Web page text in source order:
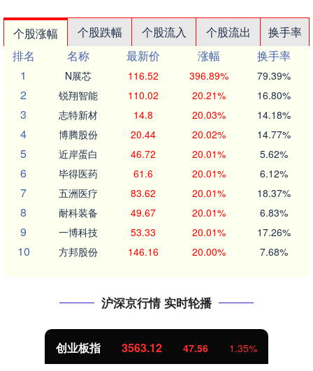
个股涨幅 个股跌幅 个股流入 个股流出
换手率
排名
名称 最新价 涨幅
换手率
1
N展芯 116.52 396.89% 79.39%
2 锐翔智能 110.02 20.21% 16.80%
3 志特新材 14.8 20.03% 14.18%
4 博腾股份 20.44 20.02% 14.77%
5 近岸蛋白 46.72 20.01% 5.62%
6 毕得医药 61.6 20.01% 6.12%
7 五洲医疗 83.62 20.01% 18.37%
8 耐科装备 49.67 20.01% 6.83%
9 一博科技 53.33 20.01% 17.26%
10 方邦股份 146.16 20.00% 7.68%
沪深京行情 实时轮播
创业板指 3563.12 47.56 1.35%